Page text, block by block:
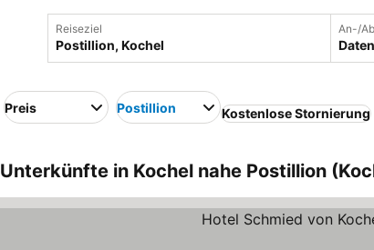
Reiseziel An-/
Preis Postillion Kostenlose Stornierung
Unterkünfte in Kochel nahe Postillion